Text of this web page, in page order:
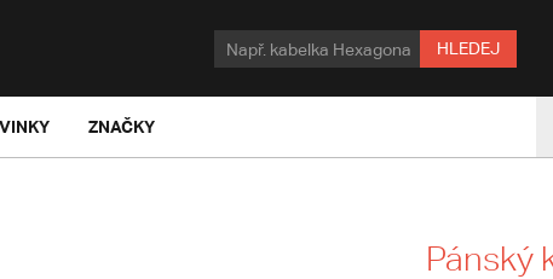
HLEDEJ
ZNAČKY
Pánský